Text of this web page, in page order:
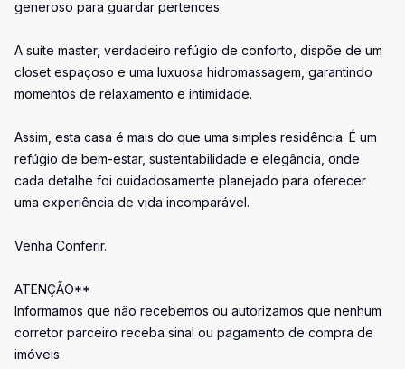
generoso para guardar pertences.
A suíte master, verdadeiro refúgio de conforto, dispõe de um
closet espaçoso e uma luxuosa hidromassagem, garantindo
momentos de relaxamento e intimidade.
Assim, esta casa é mais do que uma simples residência. É um
refúgio de bem-estar, sustentabilidade e elegância, onde
cada detalhe foi cuidadosamente planejado para oferecer
uma experiência de vida incomparável.
Venha Conferir.
ATENÇÃO**
Informamos que não recebemos ou autorizamos que nenhum
corretor parceiro receba sinal ou pagamento de compra de
imóveis.